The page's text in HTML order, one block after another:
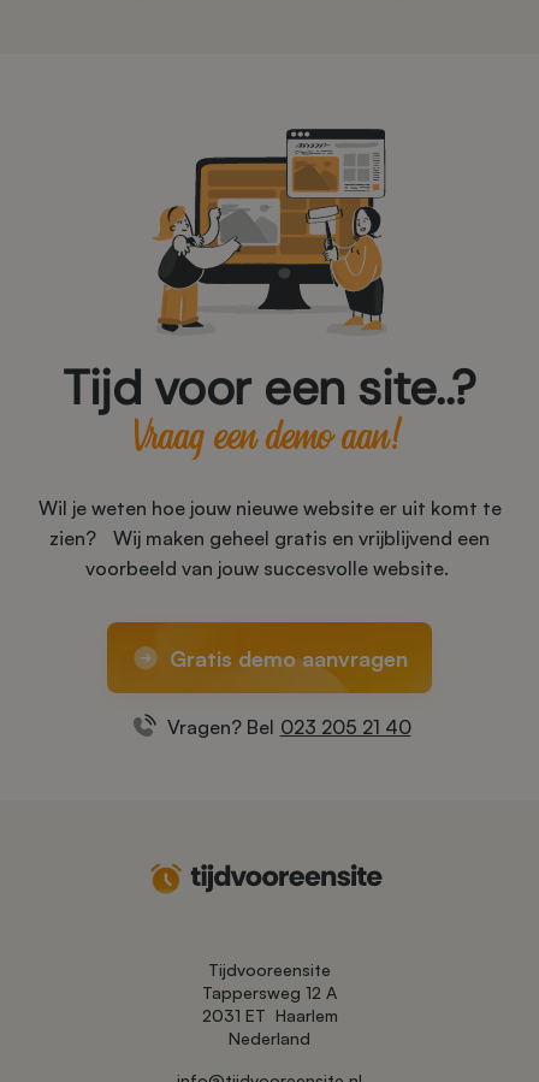
Tijd voor een site..?
Vraag een demo aan!
Wil je weten hoe jouw nieuwe website er uit komt te
zien? Wij maken geheel gratis en vrijblijvend een
voorbeeld van jouw succesvolle website.
Gratis demo aanvragen
Vragen? Bel 023 205 21 40
Tijdvooreensite
Tappersweg 12 A
2031 ET Haarlem
Nederland